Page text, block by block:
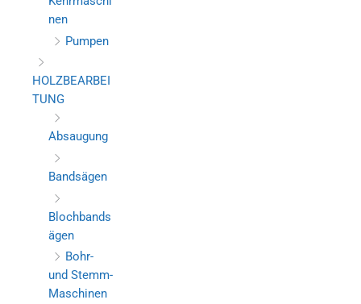
nen
Pumpen
HOLZBEARBEI
TUNG
Absaugung
Bandsägen
Blochbands
ägen
Bohr-
und Stemm-
Maschinen